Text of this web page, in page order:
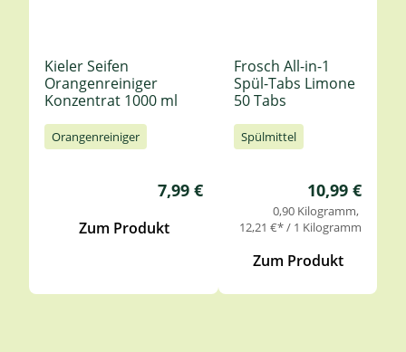
Kieler Seifen
Orangenreiniger
Konzentrat 1000 ml
Orangenreiniger
Regulärer Preis:
7,99 €
Zum Produkt
Frosch All-in-1
Spül-Tabs Limone
50 Tabs
Spülmittel
Regulärer
10,99 €
0,90 Kilogramm
12,21 €* / 1 Kilogramm
Zum Produkt